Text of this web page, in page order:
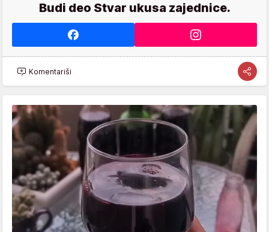
Budi deo Stvar ukusa zajednice.
Komentariši